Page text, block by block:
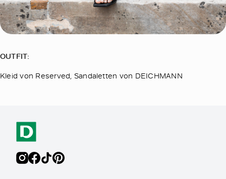
OUTFIT:
Kleid von Reserved, Sandaletten von DEICHMANN